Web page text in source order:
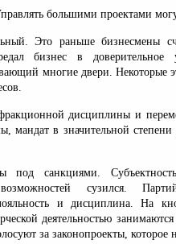
большими проектами
Это раньше бизнесмены
бизнес в
многие двери. Некоторые
дисциплины и
мандат в значительной степени
санкциями. Субъектность
сузился.
и дисциплина. На
деятельностью
за законопроекты, которое